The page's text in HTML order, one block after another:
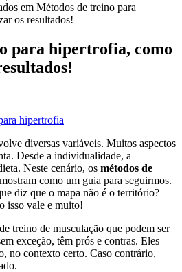
em Métodos de treino para
os resultados!
para hipertrofia, como
diversas variáveis. Muitos aspectos
Desde a individualidade, a
Neste cenário, os métodos de
como um guia para seguirmos.
diz que o mapa não é o território?
isso vale e muito!
treino de musculação que podem ser
exceção, têm prós e contras. Eles
no contexto certo. Caso contrário,